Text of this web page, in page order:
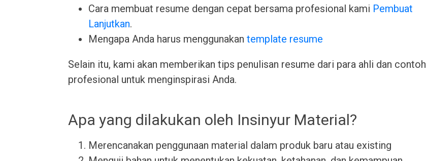
Cara membuat resume dengan cepat bersama profesional kami Pembuat
Lanjutkan.
Mengapa Anda harus menggunakantemplate resume
Selain itu, kami akan memberikan tips penulisan resume dari para ahli dan contoh
profesional untuk menginspirasi Anda.
Apa yang dilakukan oleh Insinyur Material?
Merencanakan penggunaan material dalam produk baru atau existing